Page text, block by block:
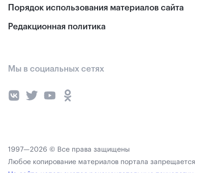
Порядок использования материалов сайта
Редакционная политика
Мы в социальных сетях
1997—2026 © Все права защищены
Любое копирование материалов портала запрещается